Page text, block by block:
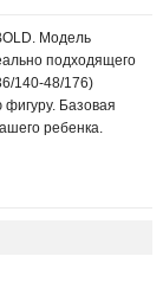
Модель
подходящего
140-48/176)
Базовая
ребенка.